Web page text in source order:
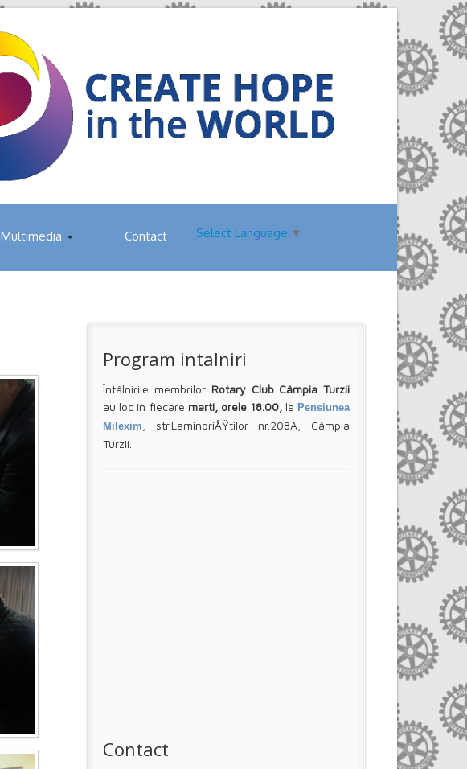
Multimedia Contact Select Language ▼
Program intalniri
Întâlnirile membrilor Rotary Club Câmpia Turzii
au loc în fiecare marti, orele 18.00, la Pensiunea
Milexim
, str.LaminoriÅŸtilor nr.208A, Câmpia
Turzii.
Contact